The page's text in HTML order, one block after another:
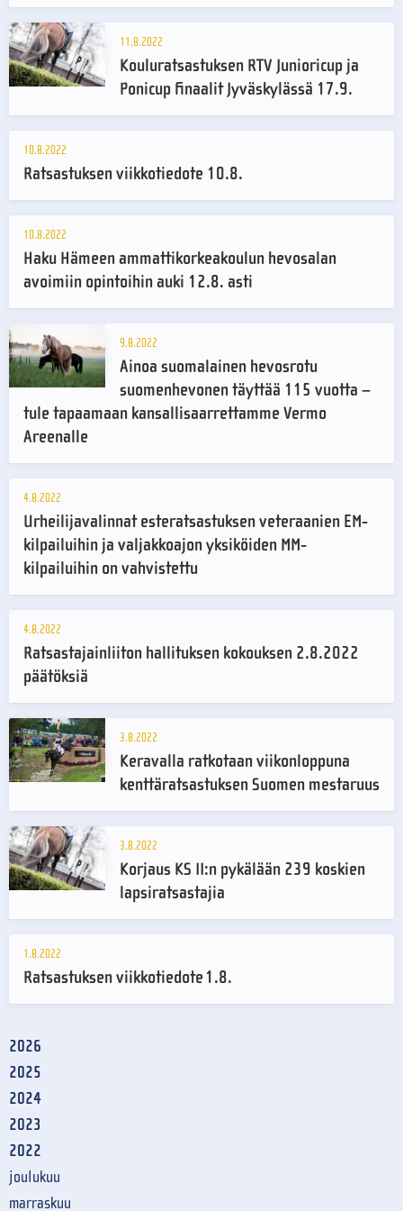
11.8.2022
Kouluratsastuksen RTV Junioricup ja
Ponicup finaalit Jyväskylässä 17.9.
10.8.2022
Ratsastuksen viikkotiedote 10.8.
10.8.2022
Haku Hämeen ammattikorkeakoulun hevosalan
avoimiin opintoihin auki 12.8. asti
9.8.2022
Ainoa suomalainen hevosrotu
suomenhevonen täyttää 115 vuotta –
tule tapaamaan kansallisaarrettamme Vermo
Areenalle
4.8.2022
Urheilijavalinnat esteratsastuksen veteraanien EM-
kilpailuihin ja valjakkoajon yksiköiden MM-
kilpailuihin on vahvistettu
4.8.2022
Ratsastajainliiton hallituksen kokouksen 2.8.2022
päätöksiä
3.8.2022
Keravalla ratkotaan viikonloppuna
kenttäratsastuksen Suomen mestaruus
3.8.2022
Korjaus KS II:n pykälään 239 koskien
lapsiratsastajia
1.8.2022
Ratsastuksen viikkotiedote 1.8.
2026
2025
2024
2023
2022
joulukuu
marraskuu